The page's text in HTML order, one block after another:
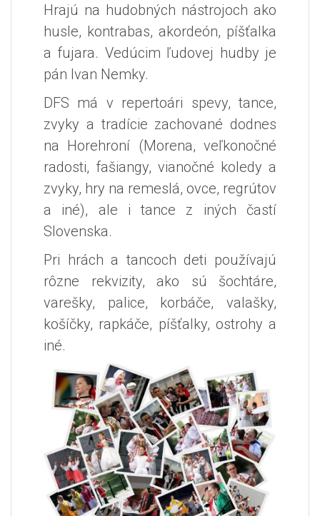
Hrajú na hudobných nástrojoch ako
husle, kontrabas, akordeón, píšťalka
a fujara. Vedúcim ľudovej hudby je
pán Ivan Nemky.
DFS má v repertoári spevy, tance,
zvyky a tradície zachované dodnes
na Horehroní (Morena, veľkonočné
radosti, fašiangy, vianočné koledy a
zvyky, hry na remeslá, ovce, regrútov
a iné), ale i tance z iných častí
Slovenska.
Pri hrách a tancoch deti používajú
rôzne rekvizity, ako sú šochtáre,
varešky, palice, korbáče, valašky,
košíčky, rapkáče, píšťalky, ostrohy a
iné.